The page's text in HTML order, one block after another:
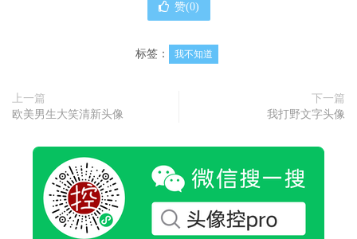
赞(0)
标签： 我不知道
上一篇
欧美男生大笑清新头像
下一篇
我打野文字头像